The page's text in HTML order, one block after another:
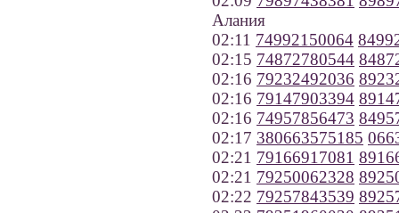
Алания
02:11 74992150064
02:15 74872780544
02:16 79232492036
02:16 79147903394
02:16 74957856473
02:17 380663575185
02:21 79166917081
02:21 79250062328
02:22 79257843539